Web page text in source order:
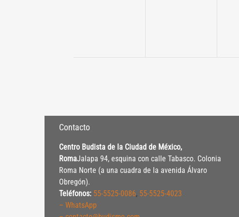
Contacto
Centro Budista de la Ciudad de México,
RomaJalapa 94, esquina con calle Tabasco. Colonia
Roma Norte (a una cuadra de la avenida Álvaro
Obregón).
Teléfonos: 55-5525-0086, 55-5525-4023
– WhatsApp